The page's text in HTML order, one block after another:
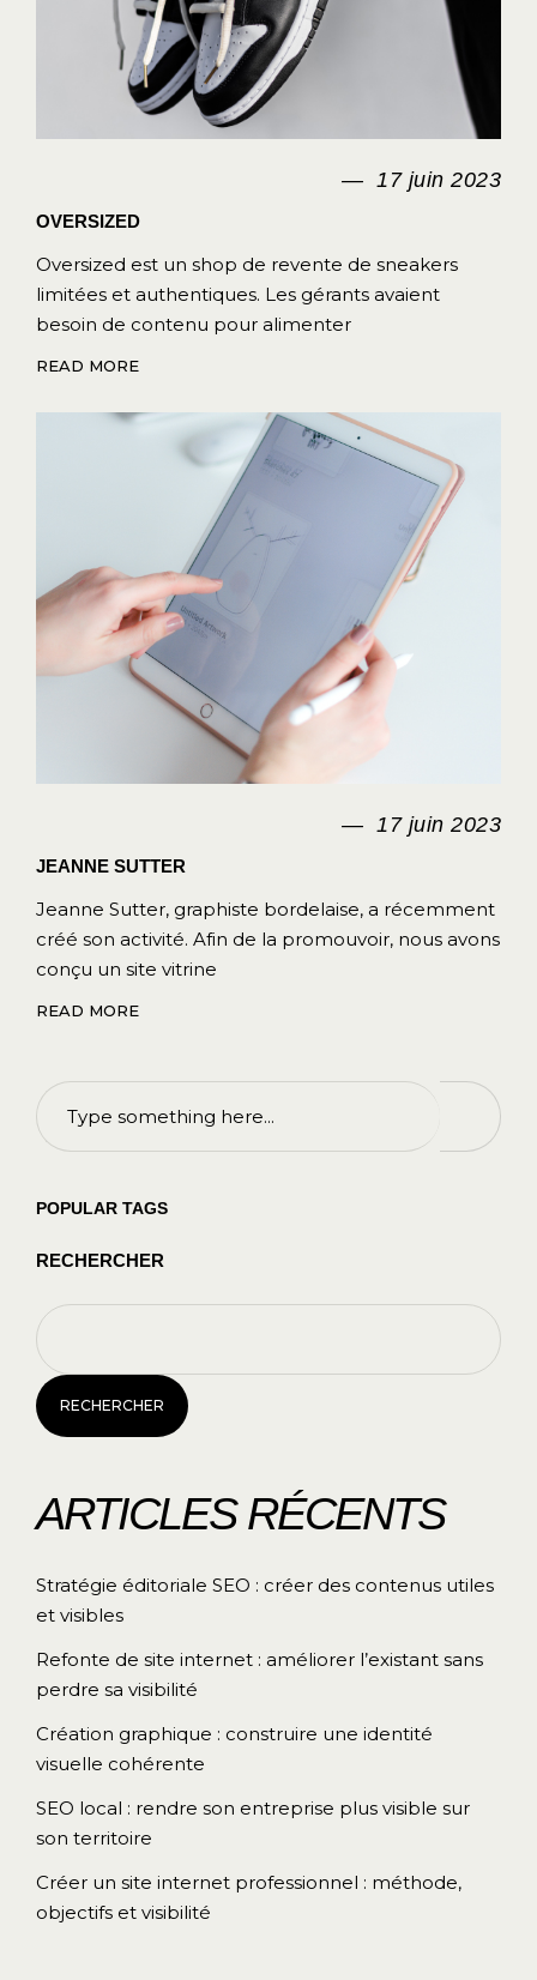
17 juin 2023
OVERSIZED
Oversized est un shop de revente de sneakers
limitées et authentiques. Les gérants avaient
besoin de contenu pour alimenter
READ MORE
17 juin 2023
JEANNE SUTTER
Jeanne Sutter, graphiste bordelaise, a récemment
créé son activité. Afin de la promouvoir, nous avons
conçu un site vitrine
READ MORE
POPULAR TAGS
RECHERCHER
RECHERCHER
ARTICLES RÉCENTS
Stratégie éditoriale SEO : créer des contenus utiles
et visibles
Refonte de site internet : améliorer l’existant sans
perdre sa visibilité
Création graphique : construire une identité
visuelle cohérente
SEO local : rendre son entreprise plus visible sur
son territoire
Créer un site internet professionnel : méthode,
objectifs et visibilité